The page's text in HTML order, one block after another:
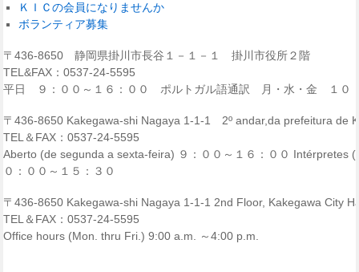
ＫＩＣの会員になりませんか
ボランティア募集
〒436-8650 静岡県掛川市長谷１－１－１ 掛川市役所２階
TEL&FAX：0537-24-5595
平日 ９：００～１６：００ ポルトガル語通訳 月・水・金 １０
〒436-8650 Kakegawa-shi Nagaya 1-1-1 2º andar,da prefeitura de
TEL＆FAX：0537-24-5595
Aberto (de segunda a sexta-feira) ９：００～１６：００
０：００～１５：３０
〒436-8650 Kakegawa-shi Nagaya 1-1-1 2nd Floor, Kakegawa City
TEL＆FAX：0537-24-5595
Office hours (Mon. thru Fri.) 9:00 a.m. ～4:00 p.m.